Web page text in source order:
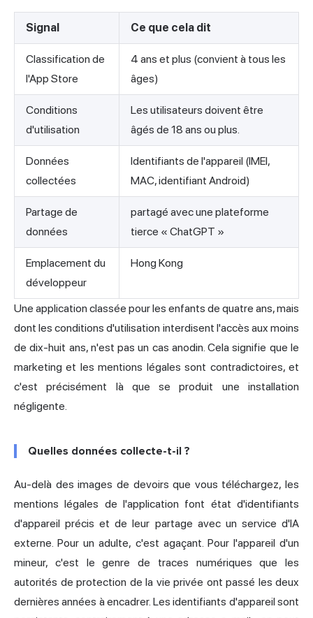
Signal Ce que cela dit
Classification de
l'App Store
4 ans et plus (convient à tous les
âges)
Conditions
d'utilisation
Les utilisateurs doivent être
âgés de 18 ans ou plus.
Données
collectées
Identifiants de l'appareil (IMEI,
MAC, identifiant Android)
Partage de
données
partagé avec une plateforme
tierce « ChatGPT »
Emplacement du
développeur
Hong Kong
Une application classée pour les enfants de quatre ans, mais
dont les conditions d'utilisation interdisent l'accès aux moins
de dix-huit ans, n'est pas un cas anodin. Cela signifie que le
marketing et les mentions légales sont contradictoires, et
c'est précisément là que se produit une installation
négligente.
Quelles données collecte-t-il ?
Au-delà des images de devoirs que vous téléchargez, les
mentions légales de l'application font état d'identifiants
d'appareil précis et de leur partage avec un service d'IA
externe. Pour un adulte, c'est agaçant. Pour l'appareil d'un
mineur, c'est le genre de traces numériques que les
autorités de protection de la vie privée ont passé les deux
dernières années à encadrer. Les identifiants d'appareil sont